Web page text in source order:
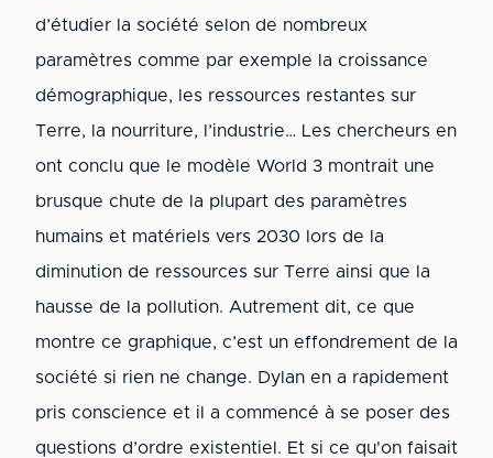
d’étudier la société selon de nombreux
paramètres comme par exemple la croissance
démographique, les ressources restantes sur
Terre, la nourriture, l’industrie… Les chercheurs en
ont conclu que le modèle World 3 montrait une
brusque chute de la plupart des paramètres
humains et matériels vers 2030 lors de la
diminution de ressources sur Terre ainsi que la
hausse de la pollution. Autrement dit, ce que
montre ce graphique, c’est un effondrement de la
société si rien ne change. Dylan en a rapidement
pris conscience et il a commencé à se poser des
questions d’ordre existentiel. Et si ce qu'on faisait